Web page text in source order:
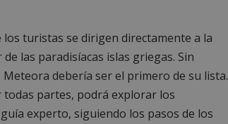
los turistas se dirigen directamente a la
las paradisíacas islas griegas. Sin
debería ser el primero de su lista.
partes, podrá explorar los
experto, siguiendo los pasos de los